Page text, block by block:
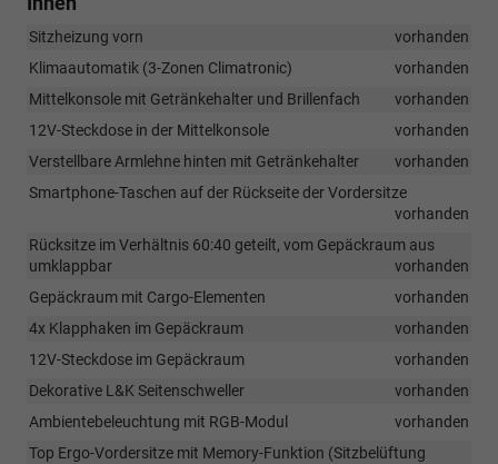
Sitzheizung vorn
vorhanden
Klimaautomatik (3-Zonen Climatronic)
vorhanden
Mittelkonsole mit Getränkehalter und Brillenfach
vorhanden
12V-Steckdose in der Mittelkonsole
vorhanden
Verstellbare Armlehne hinten mit Getränkehalter
vorhanden
Smartphone-Taschen auf der Rückseite der Vordersitze
vorhanden
Rücksitze im Verhältnis 60:40 geteilt, vom Gepäckraum aus
umklappbar
vorhanden
Gepäckraum mit Cargo-Elementen
vorhanden
4x Klapphaken im Gepäckraum
vorhanden
12V-Steckdose im Gepäckraum
vorhanden
Dekorative L&K Seitenschweller
vorhanden
Ambientebeleuchtung mit RGB-Modul
vorhanden
Top Ergo-Vordersitze mit Memory-Funktion (Sitzbelüftung